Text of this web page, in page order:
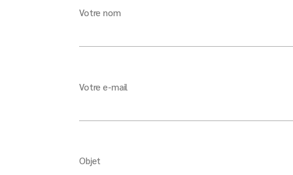
Votre nom
Votre e-mail
Objet